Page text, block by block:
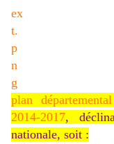
plan
2014-2017,
nationale, soit :